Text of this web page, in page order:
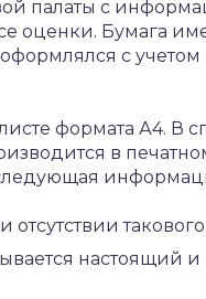
палаты с
оценки. Бумага
с учетом
формата А4. В
в
настоящий